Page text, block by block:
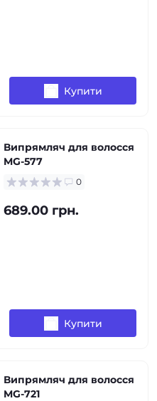
Купити
Випрямляч для волосся
MG-577
0
689.00 грн.
Купити
Випрямляч для волосся
MG-721